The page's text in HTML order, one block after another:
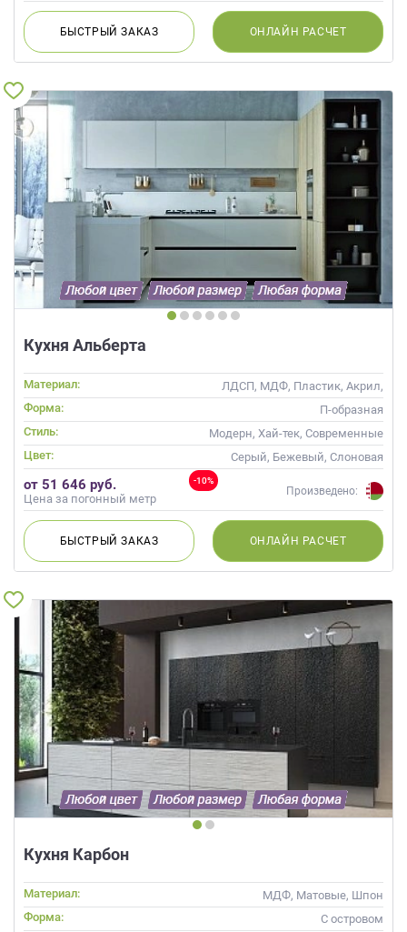
БЫСТРЫЙЗАКАЗ ОНЛАЙН РАСЧЕТ
Кухня Альберта
Материал:
ЛДСП, МДФ, Пластик, Акрил,
Alvic / УФ лак, Шпон
Форма:
П-образная
Стиль:
Модерн, Хай-тек, Современные
Цвет:
Серый, Бежевый, Слоновая
кость, Кремовый, Коричневый
-10%
от 51 646 руб.
Цена за погонный метр
Произведено:
БЫСТРЫЙЗАКАЗ ОНЛАЙН РАСЧЕТ
Кухня Карбон
Материал:
МДФ, Матовые, Шпон
Форма:
С островом